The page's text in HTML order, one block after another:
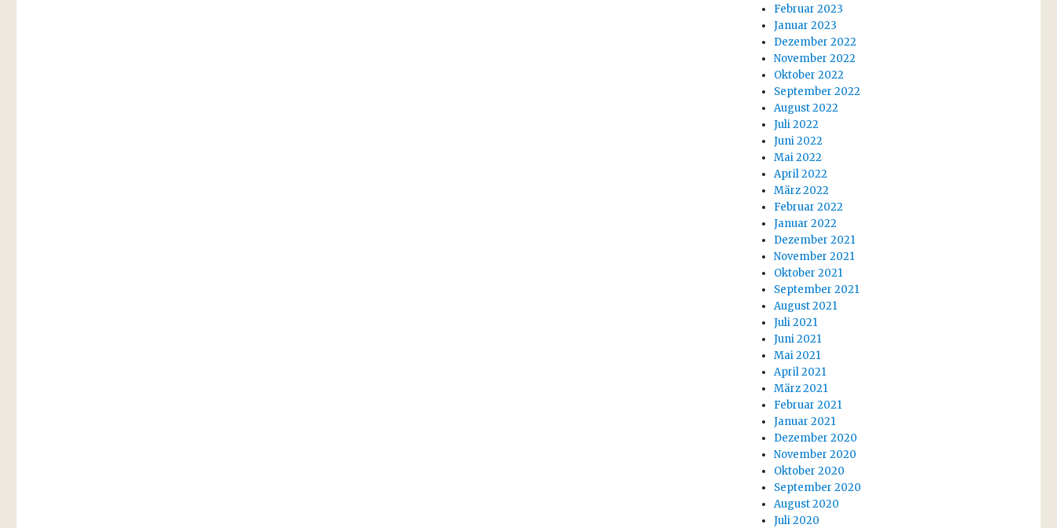
Februar 2023
Januar 2023
Dezember 2022
November 2022
Oktober 2022
September 2022
August 2022
Juli 2022
Juni 2022
Mai 2022
April 2022
März 2022
Februar 2022
Januar 2022
Dezember 2021
November 2021
Oktober 2021
September 2021
August 2021
Juli 2021
Juni 2021
Mai 2021
April 2021
März 2021
Februar 2021
Januar 2021
Dezember 2020
November 2020
Oktober 2020
September 2020
August 2020
Juli 2020